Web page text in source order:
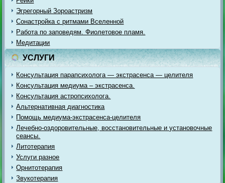
Эгрегорный Зороастризм
Сонастройка с ритмами Вселенной
Работа по заповедям. Фиолетовое пламя.
Медитации
УСЛУГИ
Консультация парапсихолога — экстрасенса — целителя
Консультация медиума – экстрасенса.
Консультация астропсихолога.
Альтернативная диагностика
Помощь медиума-экстрасенса-целителя
Лечебно-оздоровительные, восстановительные и установочные
сеансы.
Литотерапия
Услуги разное
Орнитотерапия
Звукотерапия